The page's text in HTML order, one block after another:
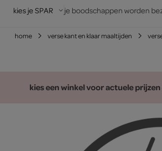
kies je SPAR je boodschappen worden
home verse kant en klaar maaltijden
kies een winkel voor actuele